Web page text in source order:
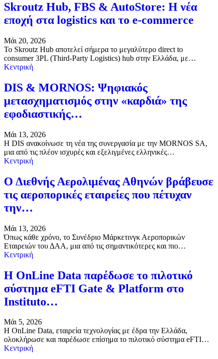
Skroutz Hub, FBS & AutoStore: Η νέα
εποχή στα logistics και το e-commerce
Μάι 20, 2026
Το Skroutz Hub αποτελεί σήμερα το μεγαλύτερο direct to
consumer 3PL (Third-Party Logistics) hub στην Ελλάδα, με…
Κεντρική
DIS & MORNOS: Ψηφιακός
μετασχηματισμός στην «καρδιά» της
εφοδιαστικής…
Μάι 13, 2026
Η DIS ανακοίνωσε τη νέα της συνεργασία με την MORNOS SA,
μια από τις πλέον ισχυρές και εξελιγμένες ελληνικές…
Κεντρική
Ο Διεθνής Αερολιμένας Αθηνών βράβευσε
τις αεροπορικές εταιρείες που πέτυχαν
την…
Μάι 13, 2026
Όπως κάθε χρόνο, το Συνέδριο Μάρκετινγκ Αεροπορικών
Εταιρειών του ΔΑΑ, μια από τις σημαντικότερες και πιο…
Κεντρική
Η OnLine Data παρέδωσε το πιλοτικό
σύστημα eFTI Gate & Platform στο
Instituto…
Μάι 5, 2026
Η OnLine Data, εταιρεία τεχνολογίας με έδρα την Ελλάδα,
ολοκλήρωσε και παρέδωσε επίσημα το πιλοτικό σύστημα eFTI…
Κεντρική